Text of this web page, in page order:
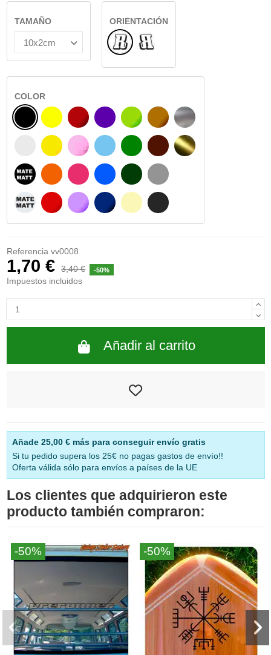
TAMAÑO
ORIENTACIÓN
NormalReflejado
COLOR
NEGRO
BLANCO
NEGRO MATE
BLANCO MATE
AMARILLO
AMARILLO SENAL
NARANJA
ROJO
BURDEOS
ROSA
FUCSIA
LILA
MORADO
AZUL CIELO
AZUL
AZUL MARINO
VERDE CLARO
VERDE
VERDE OSCURO
BEIGE
AVELLANA
CHOCOLATE
GRIS
GRIS OSCURO
PLATA
ORO
Referencia vv0008
1,70 € 3,40 € -50%
Impuestos incluidos
Añadir al carrito
Añade 25,00 €más para conseguir envío gratis
Si tu pedido supera los 25€ no pagas gastos de envío!!
Oferta válida sólo para envíos a países de la UE
Los clientes que adquirieron este
producto también compraron:
-50% -50%